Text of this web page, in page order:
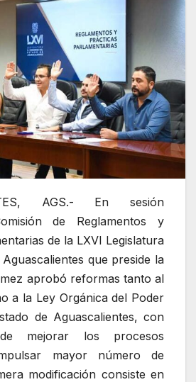
AGS.- En sesión
de Reglamentos y
de la LXVI Legislatura
que preside la
aprobó reformas tanto al
a la Ley Orgánica del Poder
de Aguascalientes, con
mejorar los procesos
mayor número de
modificación consiste en